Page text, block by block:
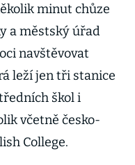
minut chůze
a městský úřad
navštěvovat
leží jen tři stanice
škol i
včetně česko-
College.